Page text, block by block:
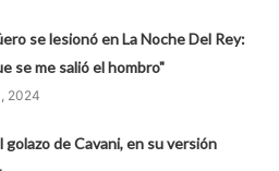
se lesionó en La Noche Del Rey:
se me salió el hombro"
2024
golazo de Cavani, en su versión